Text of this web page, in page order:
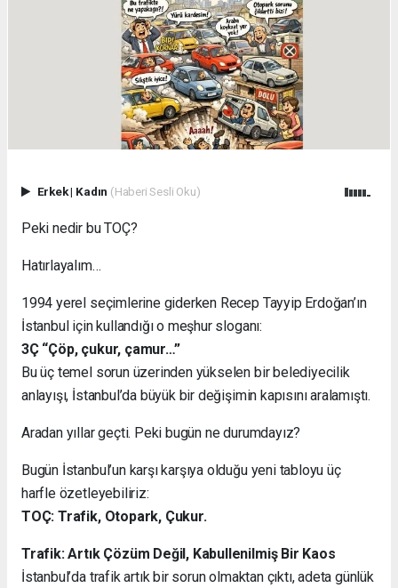
Erkek| Kadın (Haberi Sesli Oku)
Peki nedir bu TOÇ?
Hatırlayalım…
1994 yerel seçimlerine giderken Recep Tayyip Erdoğan’ın
İstanbul için kullandığı o meşhur sloganı:
3Ç “Çöp, çukur, çamur…”
Bu üç temel sorun üzerinden yükselen bir belediyecilik
anlayışı, İstanbul’da büyük bir değişimin kapısını aralamıştı.
Aradan yıllar geçti. Peki bugün ne durumdayız?
Bugün İstanbul’un karşı karşıya olduğu yeni tabloyu üç
harfle özetleyebiliriz:
TOÇ: Trafik, Otopark, Çukur.
Trafik: Artık Çözüm Değil, Kabullenilmiş Bir Kaos
İstanbul’da trafik artık bir sorun olmaktan çıktı, adeta günlük